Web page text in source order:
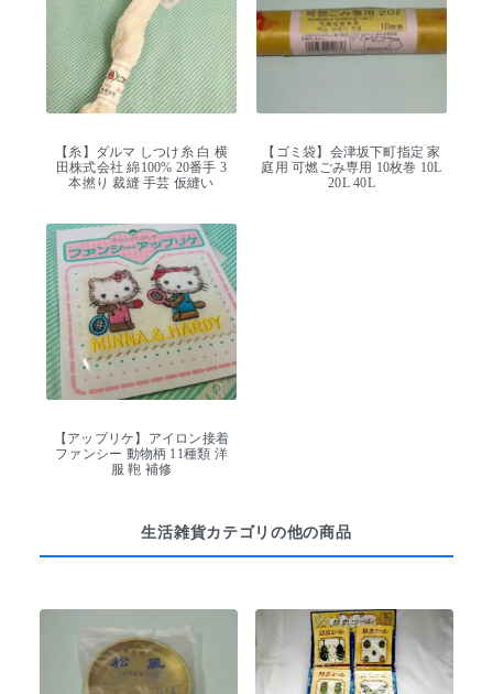
【糸】ダルマ しつけ糸 白 横
田株式会社 綿100% 20番手 3
本撚り 裁縫 手芸 仮縫い
【ゴミ袋】会津坂下町指定 家
庭用 可燃ごみ専用 10枚巻 10L
20L 40L
【アップリケ】アイロン接着
ファンシー 動物柄 11種類 洋
服 鞄 補修
生活雑貨カテゴリの他の商品